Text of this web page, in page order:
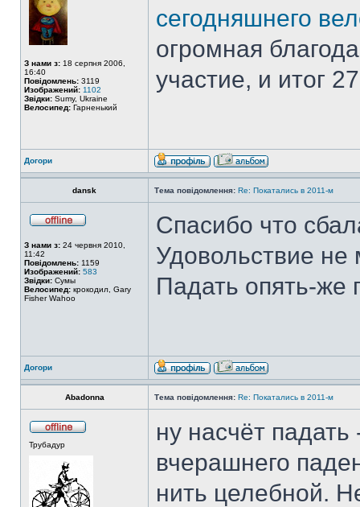
З нами з: 18 серпня 2006,
16:40
Повідомлень: 3119
Изображений: 1102
Звідки: Sumy, Ukraine
Велосипед: Гарненький
сегодняшнего
огромная
участие, и итог
Догори
dansk Тема повідомлення: Re: Покатались в 2011-м
З нами з: 24 червня 2010,
11:42
Повідомлень: 1159
Изображений: 583
Звідки: Сумы
Велосипед: крокодил, Gary
Fisher Wahoo
Спасибо что
Удовольствие
Падать опять-же
Догори
Abadonna Тема повідомлення: Re: Покатались в 2011-м
Трубадур
ну насчёт
вчерашнего
нить целебной.